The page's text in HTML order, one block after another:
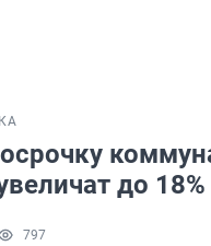
до 18%
797